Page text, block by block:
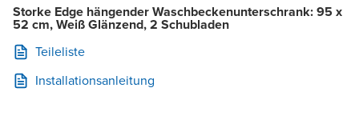
Storke Edge hängender Waschbeckenunterschrank: 95 x
52 cm, Weiß Glänzend, 2 Schubladen
Teileliste
Installationsanleitung